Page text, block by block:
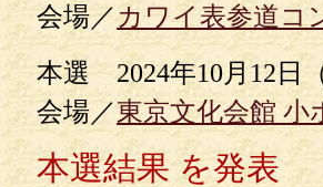
会場／ カワイ表参道コ
本選 2024年10月12日（
会場／東京文化会館 小
本選結果 を発表